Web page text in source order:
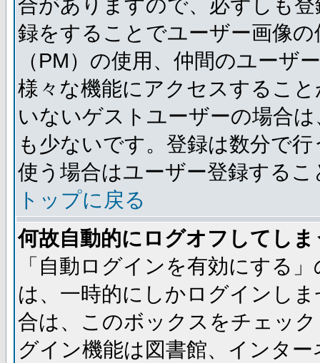
合がありますので、必ずしも
録をすることでユーザー画像
（PM）の使用、仲間のユーザ
様々な機能にアクセスするこ
いないゲストユーザーの場合
も少ないです。登録は数分で
使う場合はユーザー登録する
トップに戻る
何故自動的にログオフしてし
「自動ログインを有効にする
は、一時的にしかログインし
合は、このボックスをチェッ
グイン機能は図書館、インタ